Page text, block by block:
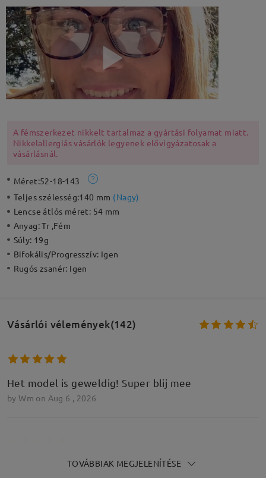
A fémszerkezet nikkelt tartalmaz a gyártási folyamat miatt.
Nikkelallergiás vásárlók legyenek elővigyázatosak a
vásárlásnál.
Méret:52-18-143
Teljes szélesség:140 mm (Nagy)
Lencse átlós méret: 54 mm
Anyag:Tr ,Fém
Súly: 19g
Bifokális/Progresszív: Igen
Rugós zsanér: Igen
Vásárlói vélemények(142)
Het model is geweldig! Super blij mee
by Wm on Aug 6 , 2026
Tres agréable à porter la couleur et la taille me
TOVÁBBIAK MEGJELENÍTÉSE